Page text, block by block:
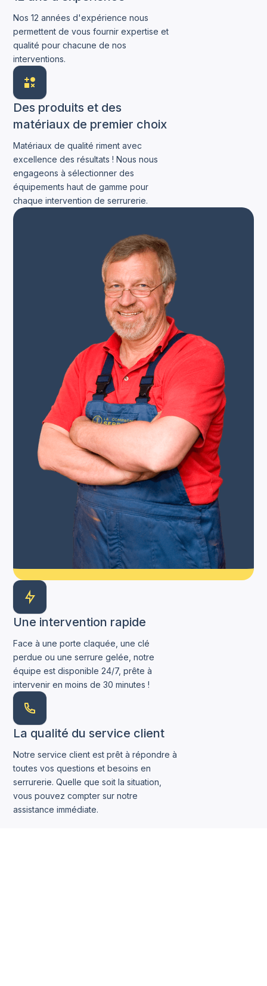
Nos 12 années d'expérience nous
permettent de vous fournir expertise et
qualité pour chacune de nos
interventions.
Des produits et des
matériaux de premier choix
Matériaux de qualité riment avec
excellence des résultats ! Nous nous
engageons à sélectionner des
équipements haut de gamme pour
chaque intervention de serrurerie.
Une intervention rapide
Face à une porte claquée, une clé
perdue ou une serrure gelée, notre
équipe est disponible 24/7, prête à
intervenir en moins de 30 minutes !
La qualité du service client
Notre service client est prêt à répondre à
toutes vos questions et besoins en
serrurerie. Quelle que soit la situation,
vous pouvez compter sur notre
assistance immédiate.